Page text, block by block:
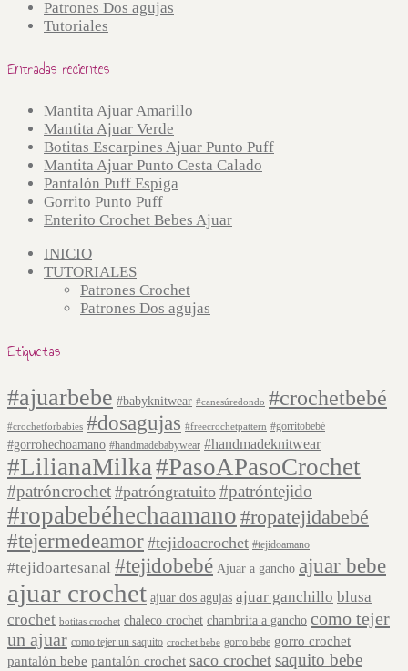
Patrones Dos agujas
Tutoriales
Entradas recientes
Mantita Ajuar Amarillo
Mantita Ajuar Verde
Botitas Escarpines Ajuar Punto Puff
Mantita Ajuar Punto Cesta Calado
Pantalón Puff Espiga
Gorrito Punto Puff
Enterito Crochet Bebes Ajuar
INICIO
TUTORIALES
Patrones Crochet
Patrones Dos agujas
Etiquetas
#ajuarbebe #babyknitwear #canesúredondo #crochetbebé
#crochetforbabies #dosagujas #freecrochetpattern #gorritobebé
#gorrohechoamano #handmadebabywear #handmadeknitwear
#LilianaMilka#PasoAPasoCrochet
#patróncrochet #patróngratuito #patróntejido
#ropabebéhechaamano #ropatejidabebé
#tejermedeamor #tejidoacrochet #tejidoamano
#tejidoartesanal #tejidobebé Ajuar a gancho ajuar bebe
ajuar crochet ajuar dos agujas ajuar ganchillo blusa
crochet botitas crochet chaleco crochet chambrita a gancho como tejer
un ajuar como tejer un saquito crochet bebe gorro bebe gorro crochet
pantalón bebe pantalón crochet saco crochet saquito bebe